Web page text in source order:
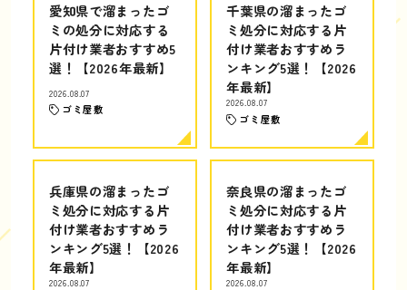
愛知県で溜まったゴ
ミの処分に対応する
片付け業者おすすめ5
選！【2026年最新】
2026.08.07
ゴミ屋敷
千葉県の溜まったゴ
ミ処分に対応する片
付け業者おすすめラ
ンキング5選！【2026
年最新】
2026.08.07
ゴミ屋敷
兵庫県の溜まったゴ
ミ処分に対応する片
付け業者おすすめラ
ンキング5選！【2026
年最新】
2026.08.07
奈良県の溜まったゴ
ミ処分に対応する片
付け業者おすすめラ
ンキング5選！【2026
年最新】
2026.08.07